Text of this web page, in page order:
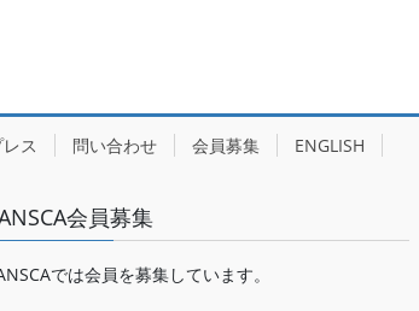
ス 問い合わせ 会員募集 ENGLISH
会員募集
では会員を募集しています。